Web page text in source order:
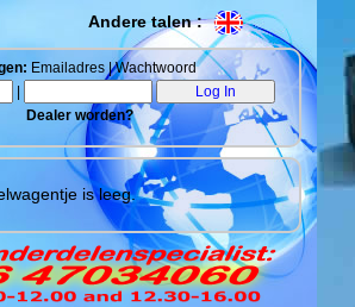
Andere talen :
Emailadres | Wachtwoord
Dealer worden?
is leeg.